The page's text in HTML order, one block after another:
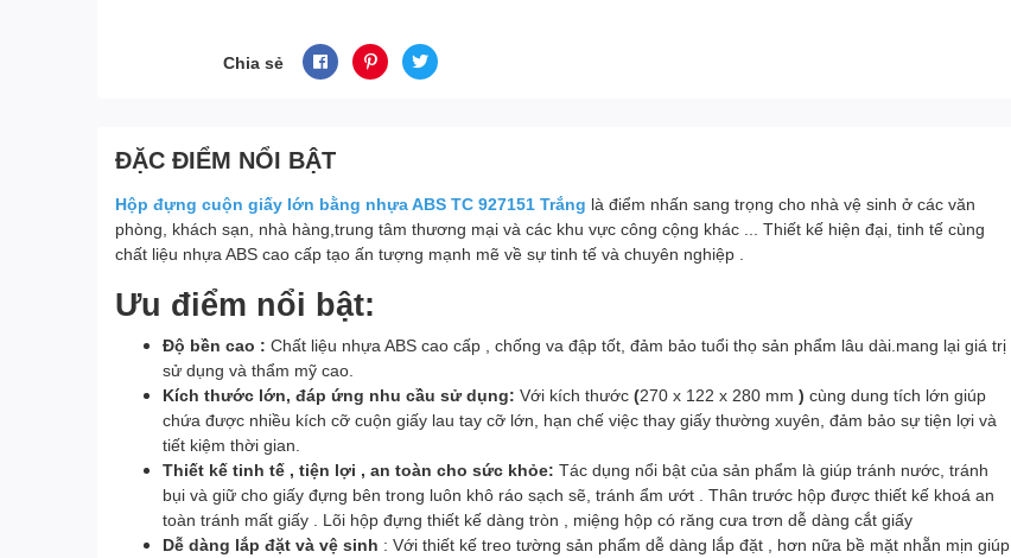
Chia sẻ
ĐẶC ĐIỂM NỔI BẬT
Hộp đựng cuộn giấy lớn bằng nhựa ABS TC 927151 Trắng là điểm nhấn sang trọng cho nhà vệ sinh ở các văn
phòng, khách sạn, nhà hàng,trung tâm thương mại và các khu vực công cộng khác ... Thiết kế hiện đại, tinh tế cùng
chất liệu nhựa ABS cao cấp tạo ấn tượng mạnh mẽ về sự tinh tế và chuyên nghiệp .
Ưu điểm nổi bật:
Độ bền cao : Chất liệu nhựa ABS cao cấp , chống va đập tốt, đảm bảo tuổi thọ sản phẩm lâu dài.mang lại giá trị
sử dụng và thẩm mỹ cao.
Kích thước lớn, đáp ứng nhu cầu sử dụng: Với kích thước (270 x 122 x 280 mm ) cùng dung tích lớn giúp
chứa được nhiều kích cỡ cuộn giấy lau tay cỡ lớn, hạn chế việc thay giấy thường xuyên, đảm bảo sự tiện lợi và
tiết kiệm thời gian.
Thiết kế tinh tế , tiện lợi , an toàn cho sức khỏe: Tác dụng nổi bật của sản phẩm là giúp tránh nước, tránh
bụi và giữ cho giấy đựng bên trong luôn khô ráo sạch sẽ, tránh ẩm ướt . Thân trước hộp được thiết kế khoá an
toàn tránh mất giấy . Lõi hộp đựng thiết kế dàng tròn , miệng hộp có răng cưa trơn dễ dàng cắt giấy
Dễ dàng lắp đặt và vệ sinh : Với thiết kế treo tường sản phẩm dễ dàng lắp đặt , hơn nữa bề mặt nhẵn mịn giúp